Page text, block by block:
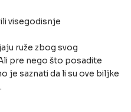
ruže zbog svog
pre nego što posadite
je saznati da li su ove biljke